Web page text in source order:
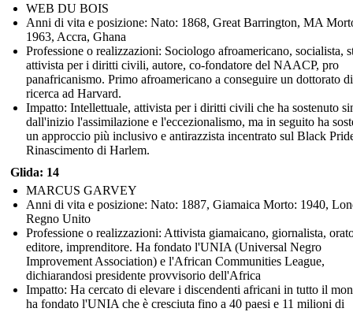
WEB DU BOIS
Anni di vita e posizione: Nato: 1868, Great Barrington, MA
1963, Accra, Ghana
Professione o realizzazioni: Sociologo afroamericano, socialista,
attivista per i diritti civili, autore, co-fondatore del NAACP, pro
panafricanismo. Primo afroamericano a conseguire un dottorato di
ricerca ad Harvard.
Impatto: Intellettuale, attivista per i diritti civili che ha sostenuto
dall'inizio l'assimilazione e l'eccezionalismo, ma in seguito ha
un approccio più inclusivo e antirazzista incentrato sul Black
Rinascimento di Harlem.
Glida: 14
MARCUS GARVEY
Anni di vita e posizione: Nato: 1887, Giamaica Morto: 1940,
Regno Unito
Professione o realizzazioni: Attivista giamaicano, giornalista,
editore, imprenditore. Ha fondato l'UNIA (Universal Negro
Improvement Association) e l'African Communities League,
dichiarandosi presidente provvisorio dell'Africa
Impatto: Ha cercato di elevare i discendenti africani in tutto il
ha fondato l'UNIA che è cresciuta fino a 40 paesi e 11 milioni di